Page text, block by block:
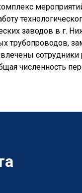
заводов в г.
трубопроводов,
сотрудники
численность